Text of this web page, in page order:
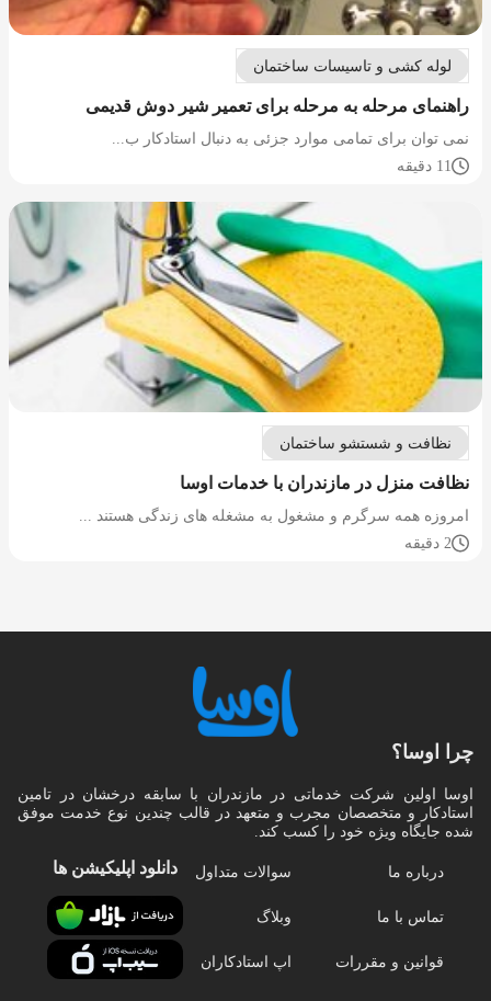
لوله کشی و تاسیسات ساختمان
راهنمای مرحله به مرحله برای تعمیر شیر دوش قدیمی
نمی توان برای تمامی موارد جزئی به دنبال استادکار ب...
11 دقیقه
نظافت و شستشو ساختمان
نظافت منزل در مازندران با خدمات اوسا
امروزه همه سرگرم و مشغول به مشغله های زندگی هستند ...
2 دقیقه
چرا اوسا؟
اوسا اولین شرکت خدماتی در مازندران با سابقه درخشان در تامین
استادکار و متخصصان مجرب و متعهد در قالب چندین نوع خدمت موفق
شده جایگاه ویژه خود را کسب کند.
درباره ما سوالات متداول
تماس با ما وبلاگ
قوانین و مقررات اپ استادکاران
دانلود اپلیکیشن‌ ها